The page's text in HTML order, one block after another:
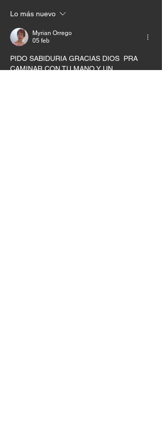
Lo más nuevo
Myrian Orrego
05 feb
PIDO SABIDURIA GRACIAS DIOS  PRA
CAMINAR CON TU MANO Y UN